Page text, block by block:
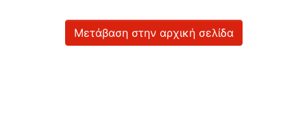
Μετάβαση στην αρχική σελίδα